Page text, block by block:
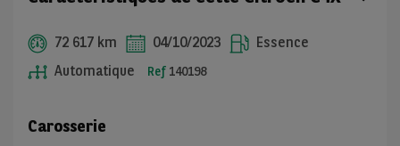
72 617 km 04/10/2023
Essence
Automatique
Ref 140198
Carosserie